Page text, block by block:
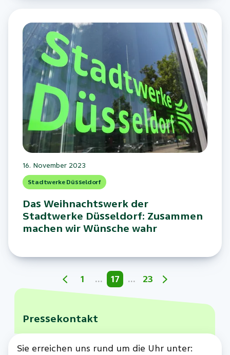
16. November 2023
Stadtwerke Düsseldorf
Das Weihnachtswerk der
Stadtwerke Düsseldorf: Zusammen
machen wir Wünsche wahr
1 … 17 … 23
Pressekontakt
Sie erreichen uns rund um die Uhr unter: